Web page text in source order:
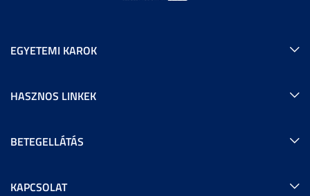
EGYETEMI KAROK
HASZNOS LINKEK
BETEGELLÁTÁS
KAPCSOLAT